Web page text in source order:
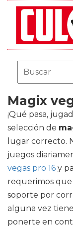
Magix
¡Qué pasa,
selección de
lugar correcto.
juegos
vegas pro 16 y
requerimos que
soporte por
alguna vez
ponerte en